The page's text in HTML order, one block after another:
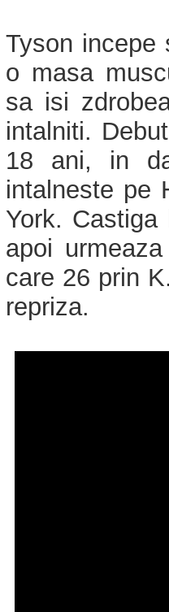
Tyson incepe
o masa
sa isi
intalniti.
18 ani, in
intalneste pe
York.
apoi
care 26 prin
repriza.